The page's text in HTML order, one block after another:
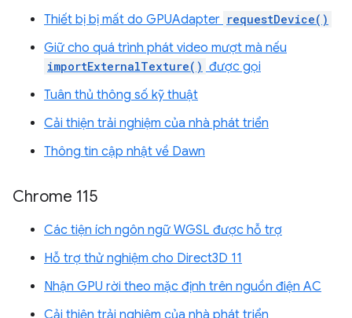
Thiết bị bị mất do GPUAdapter requestDevice()
Giữ cho quá trình phát video mượt mà nếu
importExternalTexture() được gọi
Tuân thủ thông số kỹ thuật
Cải thiện trải nghiệm của nhà phát triển
Thông tin cập nhật về Dawn
Chrome 115
Các tiện ích ngôn ngữ WGSL được hỗ trợ
Hỗ trợ thử nghiệm cho Direct3D 11
Nhận GPU rời theo mặc định trên nguồn điện AC
Cải thiện trải nghiệm của nhà phát triển